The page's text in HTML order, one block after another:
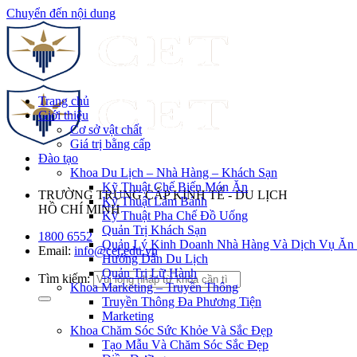
Chuyển đến nội dung
TRƯỜNG TRUNG CẤP KINH TẾ - DU LỊCH
HỒ CHÍ MINH
1800 6552
Email: info@cet.edu.vn
Tìm kiếm:
Trang chủ
Giới thiệu
Cơ sở vật chất
Giá trị bằng cấp
Đào tạo
Khoa Du Lịch – Nhà Hàng – Khách Sạn
Kỹ Thuật Chế Biến Món Ăn
Kỹ Thuật Làm Bánh
Kỹ Thuật Pha Chế Đồ Uống
Quản Trị Khách Sạn
Quản Lý Kinh Doanh Nhà Hàng Và Dịch Vụ Ăn
Hướng Dẫn Du Lịch
Quản Trị Lữ Hành
Khoa Marketing – Truyền Thông
Truyền Thông Đa Phương Tiện
Marketing
Khoa Chăm Sóc Sức Khỏe Và Sắc Đẹp
Tạo Mẫu Và Chăm Sóc Sắc Đẹp